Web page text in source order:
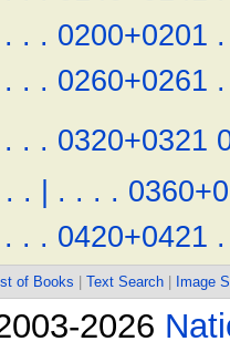
. . . 0200+0201 .
. . . 0260+0261 .
. . . 0320+0321
. . | . . . .
. . . 0420+0421 .
of Books Text Search Image
2026